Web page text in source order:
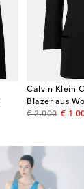
Calvin Klein
Blazer aus
€ 2.000
original price
€